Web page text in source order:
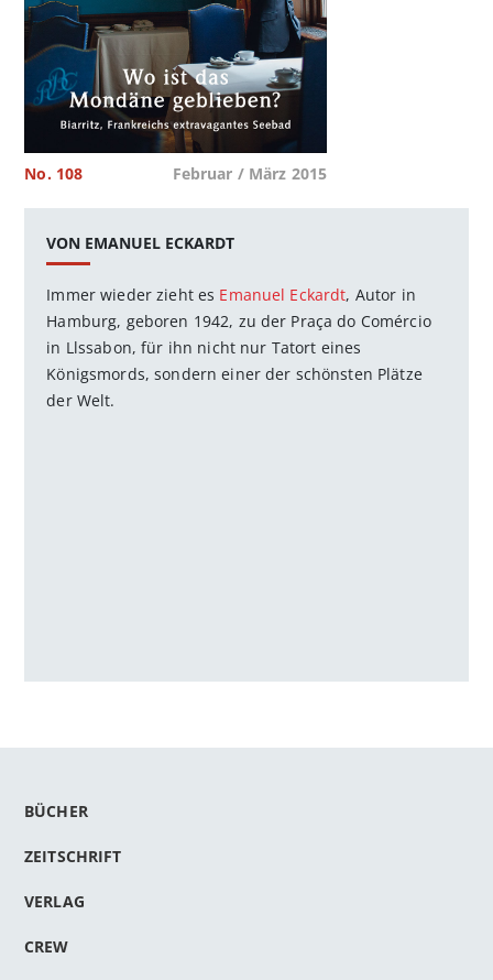
No. 108 Februar / März 2015
VON EMANUEL ECKARDT
Immer wieder zieht es Emanuel Eckardt, Autor in
Hamburg, geboren 1942, zu der Praça do Comércio
in Llssabon, für ihn nicht nur Tatort eines
Königsmords, sondern einer der schönsten Plätze
der Welt.
BÜCHER
ZEITSCHRIFT
VERLAG
CREW